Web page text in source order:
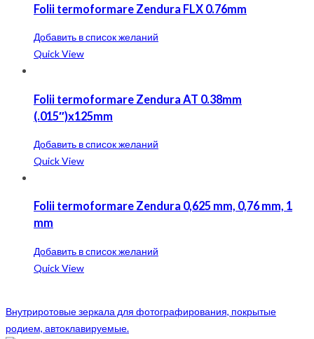
Folii termoformare Zendura FLX 0.76mm
Добавить в список желаний
Quick View
Folii termoformare Zendura AT 0.38mm
(.015″)x125mm
Добавить в список желаний
Quick View
Folii termoformare Zendura 0,625 mm, 0,76 mm, 1
mm
Добавить в список желаний
Quick View
Внутриротовые зеркала для фотографирования, покрытые
родием, автоклавируемые.